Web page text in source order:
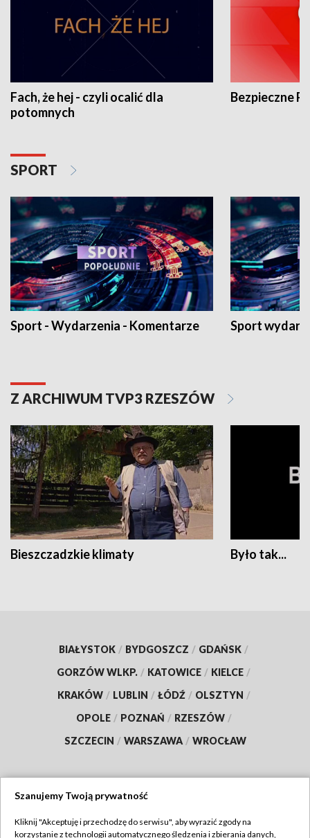
Fach, że hej - czyli ocalić dla
potomnych
Bezpieczne
SPORT
Sport - Wydarzenia - Komentarze Sport
Z ARCHIWUM TVP3 RZESZÓW
Bieszczadzkie klimaty Było tak...
BIAŁYSTOK / BYDGOSZCZ / GDAŃSK /
GORZÓW WLKP. / KATOWICE / KIELCE /
KRAKÓW / LUBLIN / ŁÓDŹ / OLSZTYN /
OPOLE / POZNAŃ / RZESZÓW /
SZCZECIN / WARSZAWA / WROCŁAW
Szanujemy Twoją prywatność
Kliknij "Akceptuję i przechodzę do serwisu", aby wyrazić zgody na
korzystanie z technologii automatycznego śledzenia i zbierania danych,